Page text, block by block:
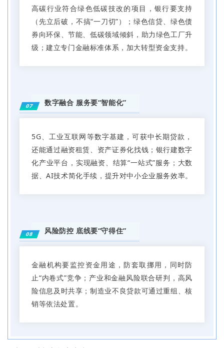
高碳行业符合绿色低碳技改的项目，银行要支持
（先立后破，不搞“一刀切”）；绿色信贷、绿色债
券向环保、节能、低碳领域倾斜，助力绿色工厂升
级；建立专门金融标准体系，加大转型资金支持。
07 数字融合 服务要“智能化”
5G、工业互联网等数字基建，可获中长期贷款，
还能通过融资租赁、资产证券化找钱；银行建数字
化产业平台，实现融资、结算“一站式”服务；大数
据、AI技术简化手续，提升对中小企业服务效率。
08 风险防控 底线要“守得住”
金融机构要监控资金用途，防套取挪用，同时防
止“内卷式”竞争；产业和金融风险联合研判，高风
险信息及时共享；制造业不良贷款可通过重组、核
销等依法处置。